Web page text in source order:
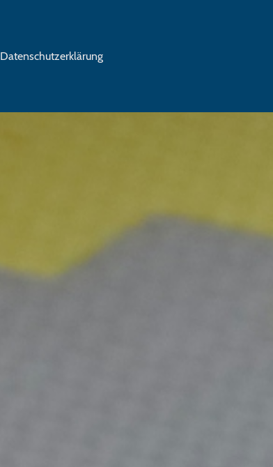
Datenschutzerklärung